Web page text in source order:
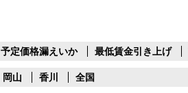
予定価格漏えいか 最低賃金引き上げ
岡山 香川 全国